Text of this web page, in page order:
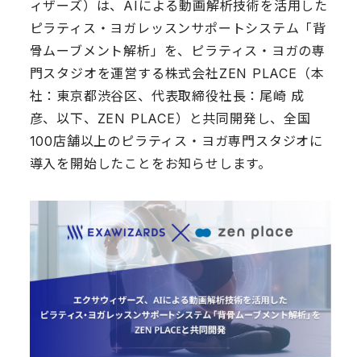
ィザーズ）は、AIによる動画解析技術を活用した
ピラティス・ヨガレッスンサポートシステム「背
骨ムーブメント解析」を、ピラティス・ヨガの専
門スタジオを運営する株式会社ZEN PLACE（本
社：東京都渋谷区、代表取締役社長：尾崎 成
彦、以下、ZEN PLACE）と共同開発し、全国
100店舗以上のピラティス・ヨガ専門スタジオに
導入を開始したことをお知らせします。